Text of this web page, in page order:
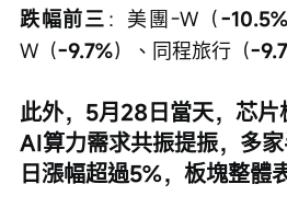
跌幅前三 ：美團-W（-10.5%
W（-9.7%）、同程旅行（-
此外，5月28日當天，芯片
AI算力需求共振提振，多
日漲幅超過5%，板塊整體